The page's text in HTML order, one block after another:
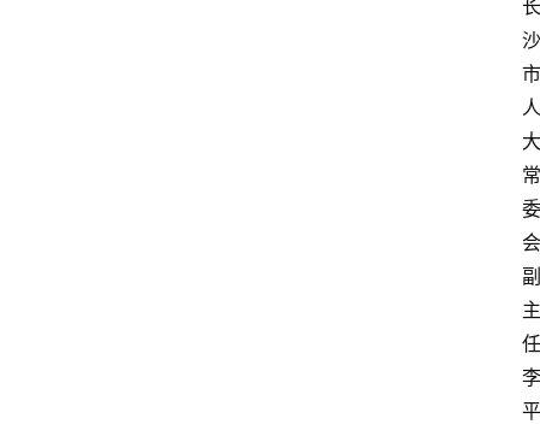
长
沙
市
人
大
常
委
会
副
主
任
李
平